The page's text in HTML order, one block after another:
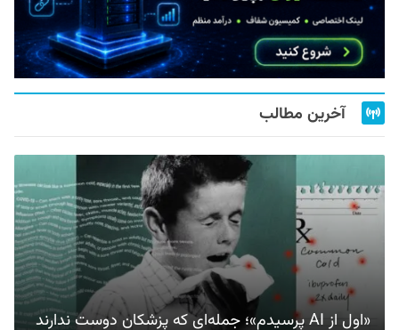
آخرین مطالب
«اول از AI پرسیدم»؛ جمله‌ای که پزشکان دوست ندارند